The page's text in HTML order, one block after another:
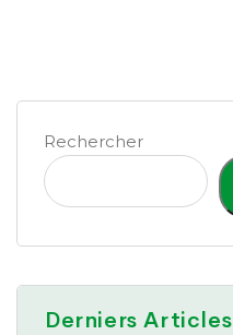
Rechercher
Derniers Articles